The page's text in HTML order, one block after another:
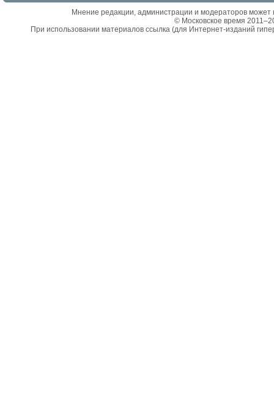
Мнение редакции, администрации и модераторов может
© Московское время
При использовании материалов ссылка (для Интернет-изданий